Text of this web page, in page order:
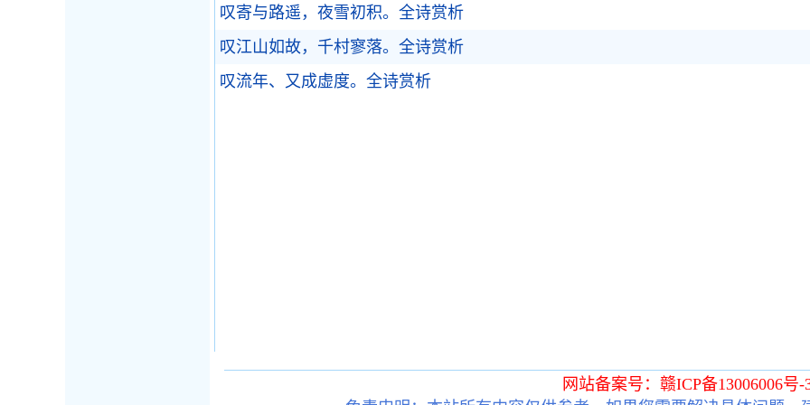
叹寄与路遥，夜雪初积。 全诗赏析
叹江山如故，千村寥落。 全诗赏析
叹流年、又成虚度。 全诗赏析
网站备案号：赣ICP备13006006号-